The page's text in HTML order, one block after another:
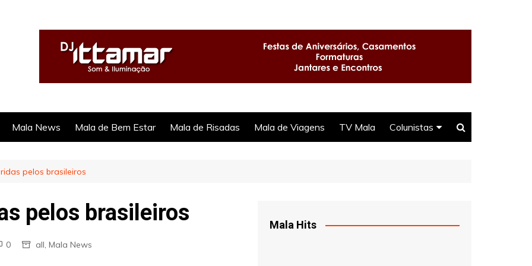
Mala News Mala de Bem Estar Mala de Risadas Mala de Viagens TV Mala Colunistas
pelos brasileiros
pelos brasileiros
0 all, Mala News
Mala Hits